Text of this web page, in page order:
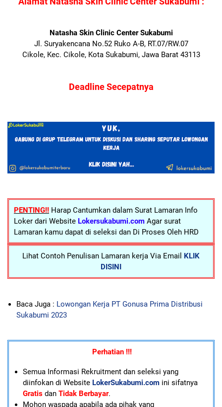
Natasha Skin Clinic Center Sukabumi
Jl. Suryakencana No.52 Ruko A-B, RT.07/RW.07
Cikole, Kec. Cikole, Kota Sukabumi, Jawa Barat 43113
Deadline Secepatnya
PENTING!! Harap Cantumkan dalam Surat Lamaran Info
Loker dari Website Lokersukabumi.com Agar surat
Lamaran kamu dapat di seleksi dan Di Proses Oleh HRD
Lihat Contoh Penulisan Lamaran kerja Via Email KLIK
DISINI
Baca Juga : Lowongan Kerja PT Gonusa Prima Distribusi
Sukabumi 2023
Perhatian !!!
Semua Informasi Rekruitment dan seleksi yang
diinfokan di Website LokerSukabumi.comini sifatnya
Gratisdan Tidak Berbayar.
Mohon waspada apabila ada pihak yang